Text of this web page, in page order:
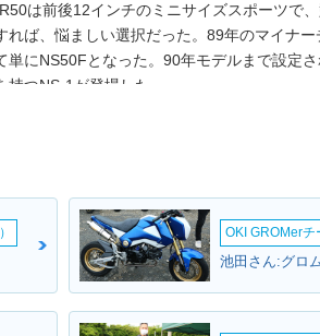
は前後12インチのミニサイズスポーツで
れば、悩ましい選択だった。89年のマイナー
単にNS50Fとなった。90年モデルまで設定
持つNS-1が登場した。
OKI GROMerチ
池田さん:グロ